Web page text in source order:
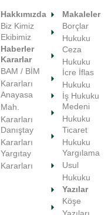
Hakkımızda
Biz Kimiz
Ekibimiz
Haberler
Kararlar
BAM / BİM
Kararları
Anayasa
Mah.
Kararları
Danıştay
Kararları
Yargıtay
Kararları
Makaleler
Borçlar
Hukuku
Ceza
Hukuku
İcre İflas
Hukuku
İş Hukuku
Medeni
Hukuku
Ticaret
Hukuku
Yargılama
Usul
Hukuku
Yazılar
Köşe